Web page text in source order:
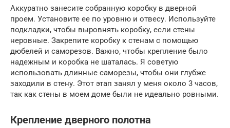
Аккуратно занесите собранную коробку в дверной
проем. Установите ее по уровню и отвесу. Используйте
подкладки, чтобы выровнять коробку, если стены
неровные. Закрепите коробку к стенам с помощью
дюбелей и саморезов. Важно, чтобы крепление было
надежным и коробка не шаталась. Я советую
использовать длинные саморезы, чтобы они глубже
заходили в стену. Этот этап занял у меня около 3 часов,
так как стены в моем доме были не идеально ровными.
Крепление дверного полотна